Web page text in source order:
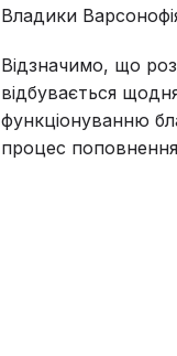
Владики
Відзначимо, що
відбувається
функціонуванню
процес